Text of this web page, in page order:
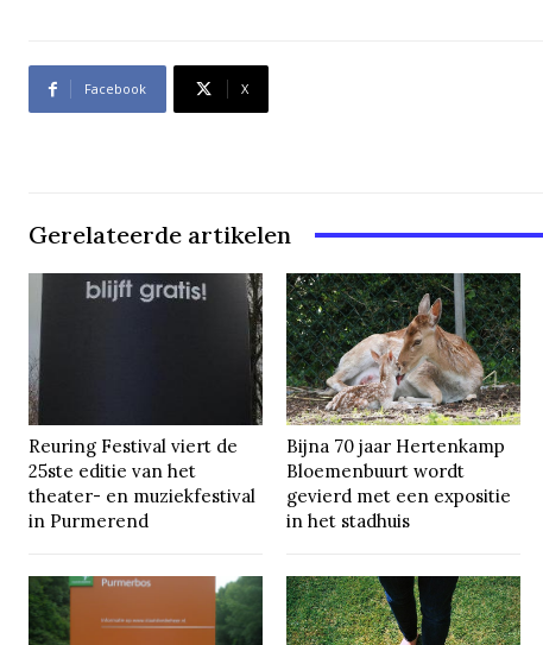
Facebook X
Gerelateerde artikelen
Reuring Festival viert de
25ste editie van het
theater- en muziekfestival
in Purmerend
Bijna 70 jaar Hertenkamp
Bloemenbuurt wordt
gevierd met een expositie
in het stadhuis